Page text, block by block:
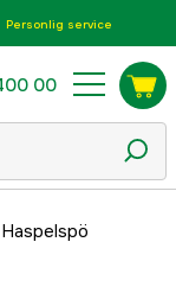
Personlig service
00